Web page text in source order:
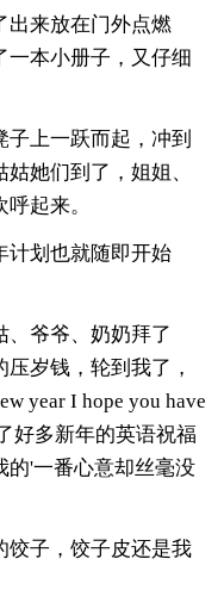
出来放在门外点燃
一本小册子，又仔细
上一跃而起，冲到
她们到了，姐姐、
起来。
计划也就随即开始
、爷爷、奶奶拜了
岁钱，轮到我了，
year I hope you have
好多新年的英语祝福
的'一番心意却丝毫没
饺子，饺子皮还是我